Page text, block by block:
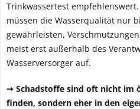
Trinkwassertest
müssen die Wasserqualität nur
gewährleisten,
meist erst außerhalb des
Wasserversorger auf.
➙ Schadstoffe sind oft nicht im
finden, sondern eher in den